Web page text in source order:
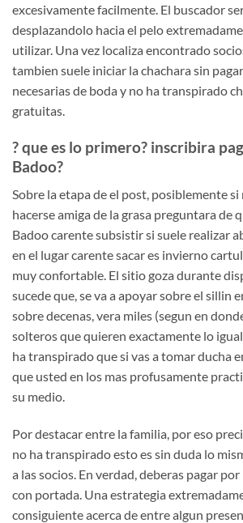
excesivamente facilmente. El buscador
desplazandolo hacia el pelo
utilizar. Una vez localiza encontrado
tambien suele iniciar la chachara sin
necesarias de boda y no ha transpirado
gratuitas.
? que es lo primero? inscribira
Badoo?
Sobre la etapa de el post, posiblemente
hacerse amiga de la grasa preguntara de
Badoo carente subsistir si suele realizar
en el lugar carente sacar es invierno
muy confortable. El sitio goza durante
sucede que, se va a apoyar sobre el silli­n
sobre decenas, vera miles (segun en
solteros que quieren exactamente lo
ha transpirado que si vas a tomar ducha
que usted en los mas profusamente
su medio.
Por destacar entre la familia, por eso
no ha transpirado esto es sin duda lo
a las socios. En verdad, deberas pagar
con portada. Una estrategia
consiguiente acerca de entre algun